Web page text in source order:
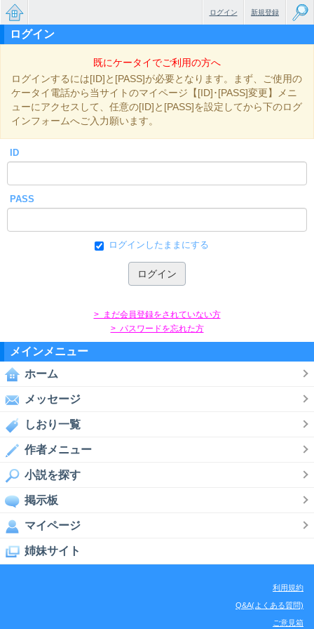
無料で
っと大
小説
新規登録
ログイン
ログイン
既にケータイでご利用の方へ
ログインするには[ID]と[PASS]が必要となります。まず、ご使用の
ケータイ電話から当サイトのマイページ【[ID]･[PASS]変更】メニ
ューにアクセスして、任意の[ID]と[PASS]を設定してから下のログ
インフォームへご入力願います。
ID
PASS
ログインしたままにする
> まだ会員登録をされていない方
> パスワードを忘れた方
メインメニュー
ホーム
メッセージ
しおり一覧
作者メニュー
小説を探す
掲示板
マイページ
姉妹サイト
利用規約
Q&A(よくある質問)
ご意見箱